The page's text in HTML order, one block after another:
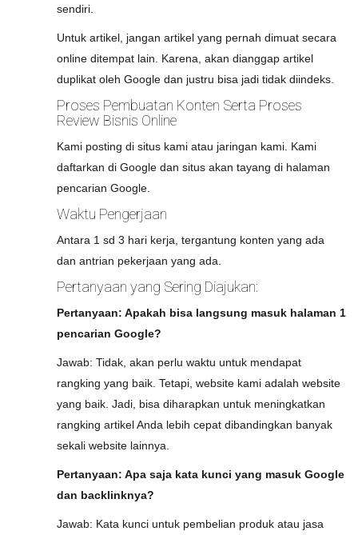
sendiri.
Untuk artikel, jangan artikel yang pernah dimuat secara
online ditempat lain. Karena, akan dianggap artikel
duplikat oleh Google dan justru bisa jadi tidak diindeks.
Proses Pembuatan Konten Serta Proses
Review Bisnis Online
Kami posting di situs kami atau jaringan kami. Kami
daftarkan di Google dan situs akan tayang di halaman
pencarian Google.
Waktu Pengerjaan
Antara 1 sd 3 hari kerja, tergantung konten yang ada
dan antrian pekerjaan yang ada.
Pertanyaan yang Sering Diajukan:
Pertanyaan: Apakah bisa langsung masuk halaman 1
pencarian Google?
Jawab: Tidak, akan perlu waktu untuk mendapat
rangking yang baik. Tetapi, website kami adalah website
yang baik. Jadi, bisa diharapkan untuk meningkatkan
rangking artikel Anda lebih cepat dibandingkan banyak
sekali website lainnya.
Pertanyaan: Apa saja kata kunci yang masuk Google
dan backlinknya?
Jawab: Kata kunci untuk pembelian produk atau jasa